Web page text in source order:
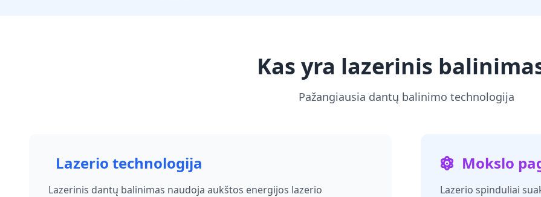
Kas yra lazerinis
Pažangiausia dantų balinimo technologija
Lazerio technologija
Lazerinis dantų balinimas naudoja aukštos energijos lazerio
Mokslo
Lazerio spinduliai